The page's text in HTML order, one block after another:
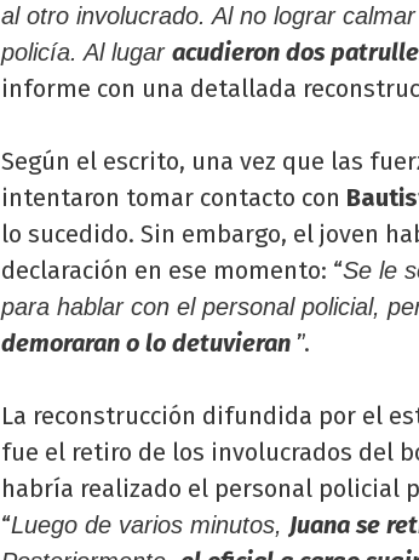
al otro involucrado. Al no lograr
policía. Al lugar acudieron dos
informe con una detallada
Según el escrito, una vez que las
intentaron tomar contacto con
lo sucedido. Sin embargo, el joven
declaración en ese momento: “Se le
para hablar con el personal policial,
demoraran o lo detuvieran ”.
La reconstrucción difundida por el
fue el retiro de los involucrados del
habría realizado el personal policial
“Luego de varios minutos, Juana se